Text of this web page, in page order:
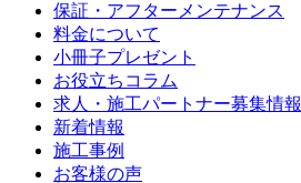
保証・アフターメンテナンス
料金について
小冊子プレゼント
お役立ちコラム
求人・施工パートナー募集情報
新着情報
施工事例
お客様の声